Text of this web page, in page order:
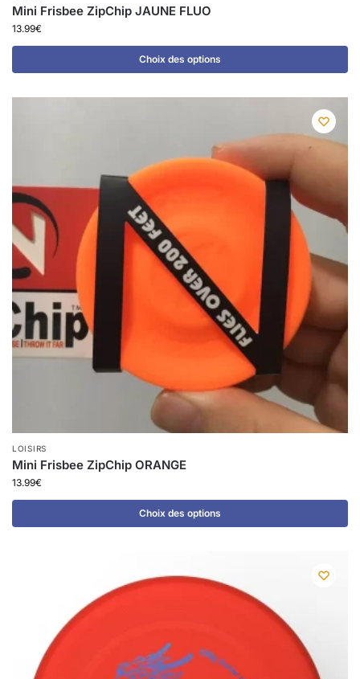
Mini Frisbee ZipChip JAUNE FLUO
13.99€
Choix des options
LOISIRS
Mini Frisbee ZipChip ORANGE
13.99€
Choix des options